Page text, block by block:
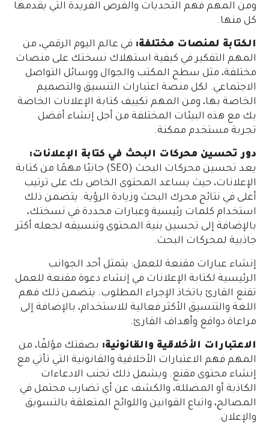
ومن المهم فهم التحديات والفرص الفريدة التي يقدمها
كل منها.
الكتابة لمنصات مختلفة: في عالم اليوم الرقمي، من
المهم التفكير في كيفية استهلاك نسختك على منصات
مختلفة، مثل سطح المكتب والجوال ووسائل التواصل
الاجتماعي. لكل منصة اعتبارات التنسيق والتصميم
الخاصة بها، ومن المهم تكييف كتابة الإعلانات الخاصة
بك مع هذه البيئات المختلفة من أجل إنشاء أفضل
تجربة مستخدم ممكنة.
دور تحسين محركات البحث في كتابة الإعلانات:
يعد تحسين محركات البحث (SEO) جانبًا مهمًا من كتابة
الإعلانات، حيث يساعد المحتوى الخاص بك على ترتيب
أعلى في نتائج محرك البحث وزيادة الرؤية. يتضمن ذلك
استخدام كلمات رئيسية وعبارات محددة في نسختك،
بالإضافة إلى تحسين بنية المحتوى وتنسيقه لجعله أكثر
جاذبية لمحركات البحث.
إنشاء عبارات مقنعة للعمل: يتمثل أحد الجوانب
الرئيسية لكتابة الإعلانات في إنشاء دعوة مقنعة للعمل
تقنع القارئ باتخاذ الإجراء المطلوب. يتضمن ذلك فهم
اللغة والتنسيق الأكثر فعالية للاستخدام، بالإضافة إلى
مراعاة دوافع وأهداف القارئ.
الاعتبارات الأخلاقية والقانونية: بصفتك مؤلفًا، من
المهم فهم الاعتبارات الأخلاقية والقانونية التي تأتي مع
إنشاء محتوى مقنع. ويشمل ذلك تجنب الادعاءات
الكاذبة أو المضللة، والكشف عن أي تضارب محتمل في
المصالح، واتباع القوانين واللوائح المتعلقة بالتسويق
والإعلان.